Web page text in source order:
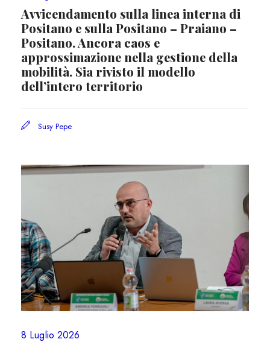
Avvicendamento sulla linea interna di
Positano e sulla Positano – Praiano –
Positano. Ancora caos e
approssimazione nella gestione della
mobilità. Sia rivisto il modello
dell’intero territorio
Susy Pepe
8 Luglio 2026